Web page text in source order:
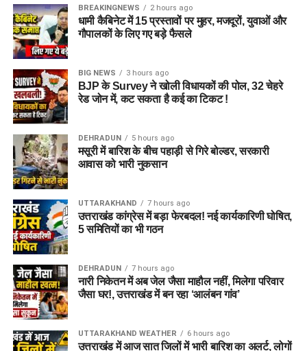
BREAKINGNEWS 2 hours ago
धामी कैबिनेट में 15 प्रस्तावों पर मुहर, मजदूरों, युवाओं और
गौपालकों के लिए गए बड़े फैसले
BIG NEWS 3 hours ago
BJP के Survey ने खोली विधायकों की पोल, 32 चेहरे
रेड जोन में, कट सकता है कई का टिकट !
DEHRADUN 5 hours ago
मसूरी में बारिश के बीच पहाड़ी से गिरे बोल्डर, सरकारी
आवास को भारी नुकसान
UTTARAKHAND 7 hours ago
उत्तराखंड कांग्रेस में बड़ा फेरबदल! नई कार्यकारिणी घोषित,
5 समितियों का भी गठन
DEHRADUN 7 hours ago
नारी निकेतन में अब जेल जैसा माहौल नहीं, मिलेगा परिवार
जैसा घर!, उत्तराखंड में बन रहा ‘आलंबन गांव’
UTTARAKHAND WEATHER 6 hours ago
उत्तराखंड में आज सात जिलों में भारी बारिश का अलर्ट, लोगों